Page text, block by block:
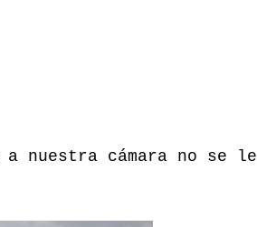
nuestra cámara no se le